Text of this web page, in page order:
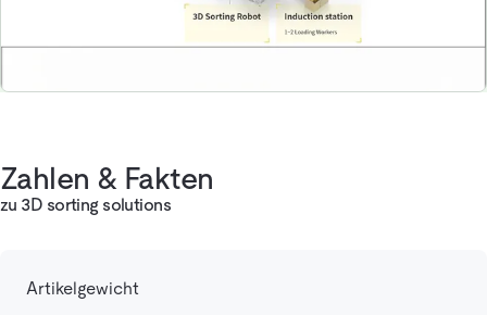
Zahlen & Fakten
zu 3D sorting solutions
Artikelgewicht